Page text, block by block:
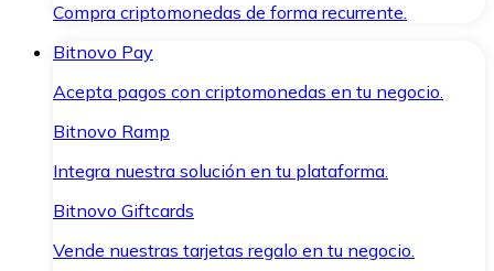
Compra criptomonedas de forma recurrente.
Bitnovo Pay
Acepta pagos con criptomonedas en tu negocio.
Bitnovo Ramp
Integra nuestra solución en tu plataforma.
Bitnovo Giftcards
Vende nuestras tarjetas regalo en tu negocio.